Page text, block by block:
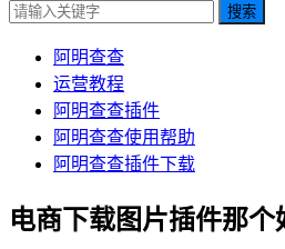
搜索
阿明查查
运营教程
阿明查查插件
阿明查查使用帮助
阿明查查插件下载
电商下载图片插件那